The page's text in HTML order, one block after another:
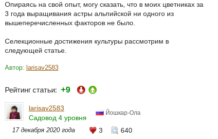
Опираясь на свой опыт, могу сказать, что в моих цветниках за
3 года выращивания астры альпийской ни одного из
вышеперечисленных факторов не было.
Селекционные достижения культуры рассмотрим в
следующей статье.
Автор: larisav2583
Рейтинг статьи: +9
larisav2583
Садовод 4 уровня
Йошкар-Ола
17 декабря 2020 года 3 640